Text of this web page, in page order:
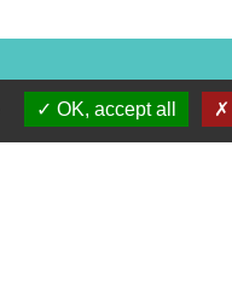
OK, accept all